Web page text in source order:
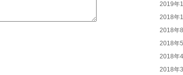
2019年
2018年
2018年
2018年
2018年
2018年